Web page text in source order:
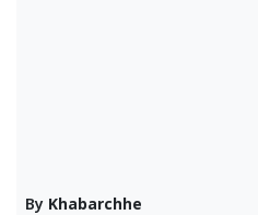
By Khabarchhe